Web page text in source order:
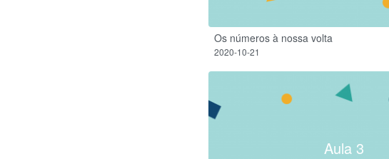
Os números à nossa volta
2020-10-21
Aula 3